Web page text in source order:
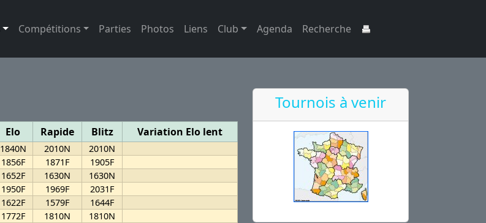
(page active)
Compétitions Parties Photos Liens Club Agenda Recherche
Elo Rapide Blitz Variation Elo lent
1840N 2010N
2010N
1856F 1871F
1905F
1652F 1630N
1630N
1950F 1969F
2031F
1622F 1579F
1644F
1772F 1810N
1810N
Tournois à venir